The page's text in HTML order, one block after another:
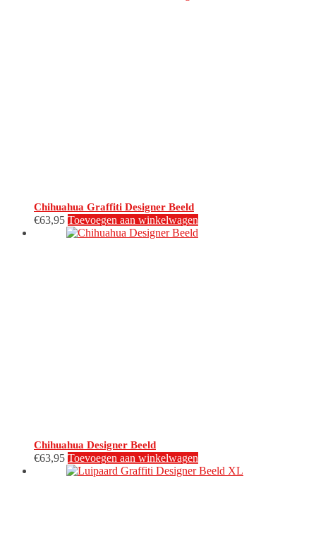
Chihuahua Graffiti Designer Beeld
€63,95 Toevoegen aan winkelwagen
Chihuahua Designer Beeld
€63,95 Toevoegen aan winkelwagen